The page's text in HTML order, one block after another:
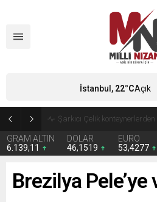
İran 2 ülkeyi birden vurdu
GRAM ALTIN
6.139,11
DOLAR
46,1519
EURO
53,4277
İstanbul, 22°CAçık
Brezilya